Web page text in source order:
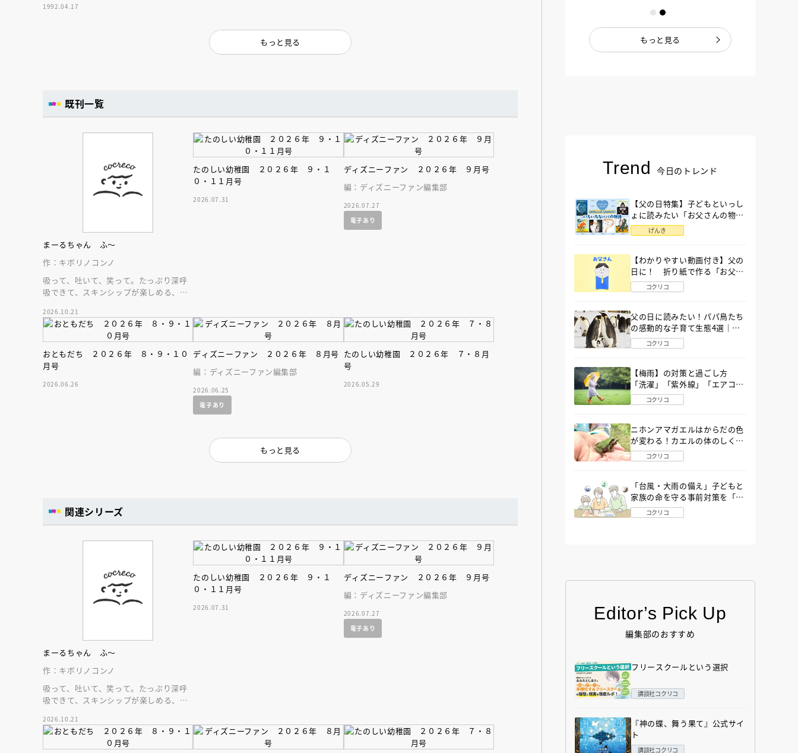
1992.04.17
もっと見る
既刊一覧
まーるちゃん ふ～
作：キボリノコンノ
吸って、吐いて、笑って。たっぷり深呼
吸できて、スキンシップが楽しめる、大
ーストブック。
2026.10.21
たのしい幼稚園 ２０２６年 ９・１
０・１１月号
2026.07.31
ディズニーファン ２０２６年 ９月号
編：ディズニーファン編集部
2026.07.27
電子あり
おともだち ２０２６年 ８・９・１０
月号
2026.06.26
ディズニーファン ２０２６年 ８月号
編：ディズニーファン編集部
2026.06.25
電子あり
たのしい幼稚園 ２０２６年 ７・８月
号
2026.05.29
もっと見る
関連シリーズ
まーるちゃん ふ～
作：キボリノコンノ
吸って、吐いて、笑って。たっぷり深呼
吸できて、スキンシップが楽しめる、大
ーストブック。
2026.10.21
たのしい幼稚園 ２０２６年 ９・１
０・１１月号
2026.07.31
ディズニーファン ２０２６年 ９月号
編：ディズニーファン編集部
2026.07.27
電子あり
もっと見る
Trend 今日のトレンド
【父の日特集】子どもといっし
ょに読みたい「お父さんの物
語」６選
げんき
【わかりやすい動画付き】父の
日に！ 折り紙で作る「お父さ
ん」の簡単な折り方
コクリコ
父の日に読みたい！パパ鳥たち
の感動的な子育て生態4選｜図
鑑MOVE
コクリコ
【梅雨】の対策と過ごし方
「洗濯」「紫外線」「エアコ
ン」「ゲリラ豪雨」…〔気象予
報士が完全ガイド〕
コクリコ
ニホンアマガエルはからだの色
が変わる！カエルの体のしくみ
から両生類の特ちょうまで図鑑
MOVEが解説！
コクリコ
「台風・大雨の備え」子どもと
家族の命を守る事前対策を「防
災アドバイザー」が解説
コクリコ
Editor’s Pick Up
編集部のおすすめ
フリースクールという選択
講談社コクリコ
『神の蝶、舞う果て』公式サイ
ト
講談社コクリコ